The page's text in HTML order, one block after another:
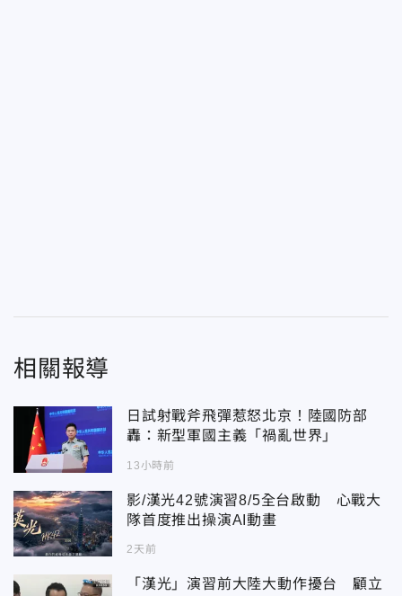
相關報導
日試射戰斧飛彈惹怒北京！陸國防部
轟：新型軍國主義「禍亂世界」
13小時前
影/漢光42號演習8/5全台啟動 心戰大
隊首度推出操演AI動畫
2天前
「漢光」演習前大陸大動作擾台 顧立